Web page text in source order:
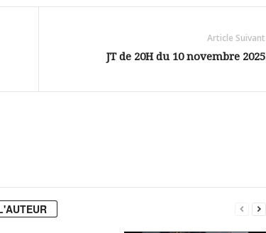
Article Suivant
JT de 20H du 10 novembre 2025